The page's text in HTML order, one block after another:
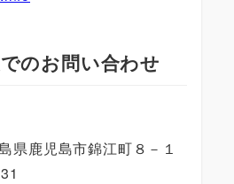
のお問い合わせ
県鹿児島市錦江町８－１